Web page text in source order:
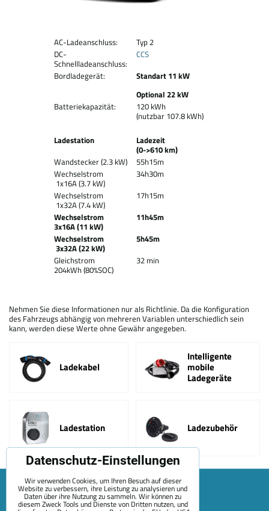
AC-Ladeanschluss:
Typ 2
DC-
Schnellladeanschluss:
CCS
Bordladegerät:
Standart 11 kW
Optional 22 kW
Batteriekapazität:
120 kWh
(nutzbar 107.8 kWh)
Ladestation
Ladezeit
(0->610 km)
Wandstecker (2.3 kW)
55h15m
Wechselstrom
1x16A (3.7 kW)
34h30m
Wechselstrom
1x32A (7.4 kW)
17h15m
Wechselstrom
3x16A (11 kW)
11h45m
Wechselstrom
3x32A (22 kW)
5h45m
Gleichstrom
204kWh (80%SOC)
32 min
Nehmen Sie diese Informationen nur als Richtlinie. Da die Konfiguration
des Fahrzeugs abhängig von mehreren Variablen unterschiedlich sein
kann, werden diese Werte ohne Gewähr angegeben.
Ladekabel
Intelligente
mobile
Ladegeräte
Ladestation Ladezubehör
Datenschutz-Einstellungen
Wir verwenden Cookies, um Ihren Besuch auf dieser
Website zu verbessern, ihre Leistung zu analysieren und
Daten über ihre Nutzung zu sammeln. Wir können zu
diesem Zweck Tools und Dienste von Dritten nutzen, und